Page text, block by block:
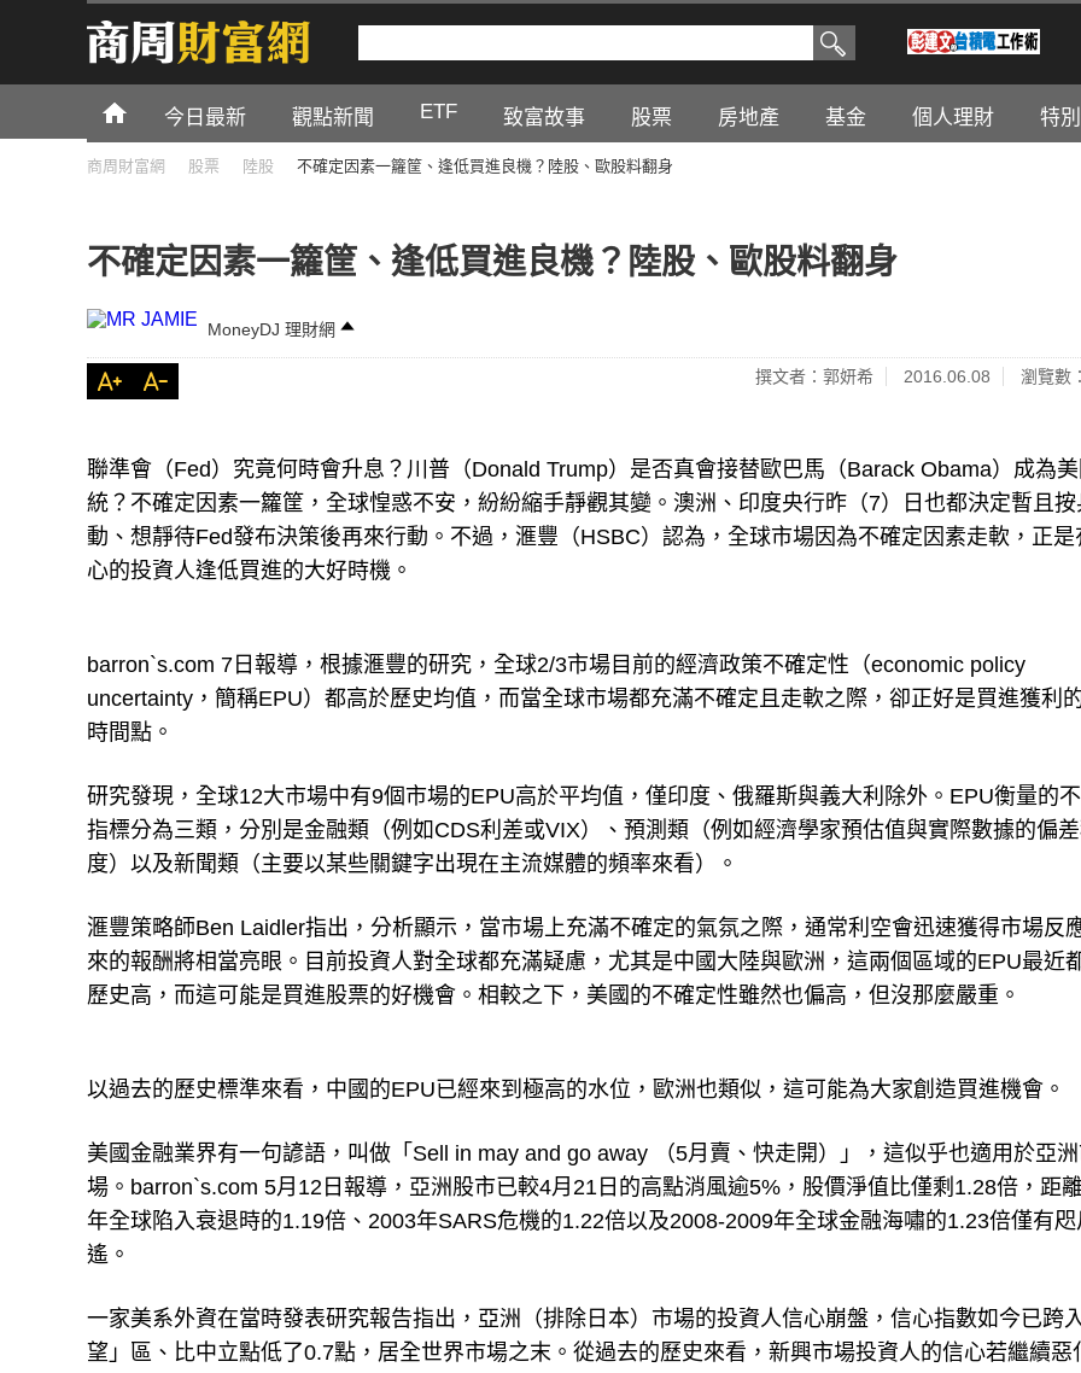
今日最新 觀點新聞 ETF 致富故事 股票 房地產 基金 個人理財 特
商周財富網 股票 陸股 不確定因素一籮筐、逢低買進良機？陸股、歐股料翻身
不確定因素一籮筐、逢低買進良機？陸股、歐股料翻身
MoneyDJ 理財網
撰文者：郭妍希 2016.06.08 瀏覽數
聯準會（Fed）究竟何時會升息？川普（Donald Trump）是否真會接替歐巴馬（Barack Obama）成為
統？不確定因素一籮筐，全球惶惑不安，紛紛縮手靜觀其變。澳洲、印度央行昨（7）日也都決定暫且按
動、想靜待Fed發布決策後再來行動。不過，滙豐（HSBC）認為，全球市場因為不確定因素走軟，正是
心的投資人逢低買進的大好時機。
barron`s.com 7日報導，根據滙豐的研究，全球2/3市場目前的經濟政策不確定性（economic policy
uncertainty，簡稱EPU）都高於歷史均值，而當全球市場都充滿不確定且走軟之際，卻正好是買進獲利
時間點。
研究發現，全球12大市場中有9個市場的EPU高於平均值，僅印度、俄羅斯與義大利除外。EPU衡量的
指標分為三類，分別是金融類（例如CDS利差或VIX）、預測類（例如經濟學家預估值與實際數據的偏
度）以及新聞類（主要以某些關鍵字出現在主流媒體的頻率來看）。
滙豐策略師Ben Laidler指出，分析顯示，當市場上充滿不確定的氣氛之際，通常利空會迅速獲得市場反
來的報酬將相當亮眼。目前投資人對全球都充滿疑慮，尤其是中國大陸與歐洲，這兩個區域的EPU最近
歷史高，而這可能是買進股票的好機會。相較之下，美國的不確定性雖然也偏高，但沒那麼嚴重。
以過去的歷史標準來看，中國的EPU已經來到極高的水位，歐洲也類似，這可能為大家創造買進機會。
美國金融業界有一句諺語，叫做「Sell in may and go away （5月賣、快走開）」，這似乎也適用於亞
場。barron`s.com 5月12日報導，亞洲股市已較4月21日的高點消風逾5%，股價淨值比僅剩1.28倍，距
年全球陷入衰退時的1.19倍、2003年SARS危機的1.22倍以及2008-2009年全球金融海嘯的1.23倍僅有咫
遙。
一家美系外資在當時發表研究報告指出，亞洲（排除日本）市場的投資人信心崩盤，信心指數如今已跨
望」區、比中立點低了0.7點，居全世界市場之末。從過去的歷史來看，新興市場投資人的信心若繼續惡